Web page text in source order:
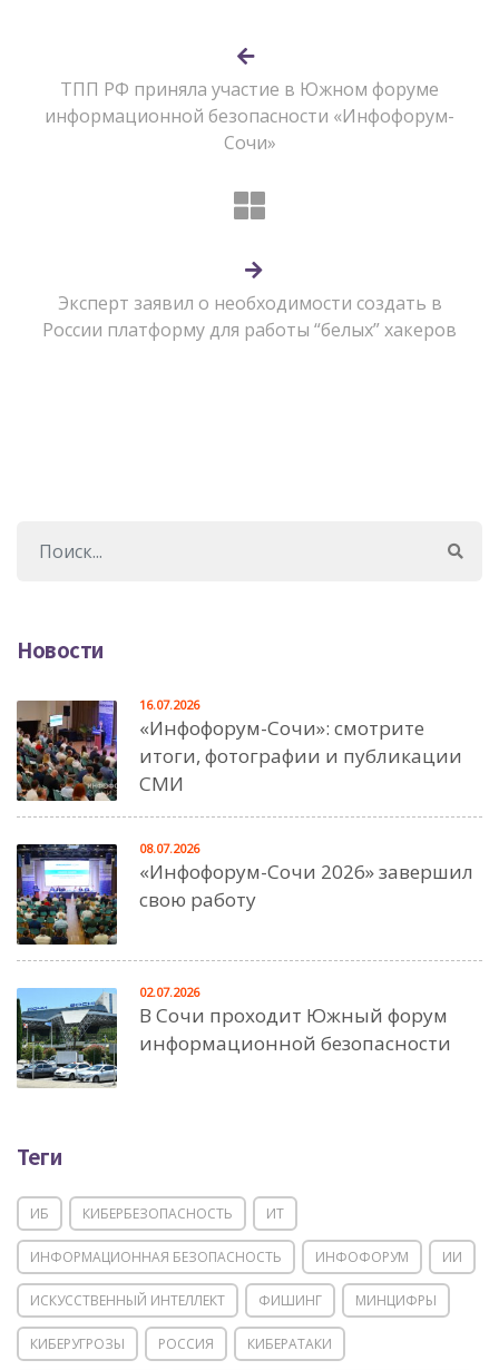
ТПП РФ приняла участие в Южном форуме
информационной безопасности «Инфофорум-
Сочи»
Эксперт заявил о необходимости создать в
России платформу для работы “белых” хакеров
Новости
«Инфофорум-Сочи»: смотрите
итоги, фотографии и публикации
СМИ
16.07.2026
«Инфофорум-Сочи 2026» завершил
свою работу
08.07.2026
В Сочи проходит Южный форум
информационной безопасности
02.07.2026
Теги
ИБ КИБЕРБЕЗОПАСНОСТЬ ИТ
ИНФОРМАЦИОННАЯ БЕЗОПАСНОСТЬ ИНФОФОРУМ ИИ
ИСКУССТВЕННЫЙ ИНТЕЛЛЕКТ ФИШИНГ МИНЦИФРЫ
КИБЕРУГРОЗЫ РОССИЯ КИБЕРАТАКИ